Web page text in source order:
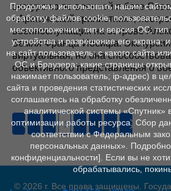
экскурсию по военной п базе
«Арктический трилистник»,
военнослужащих на острове
Земля Франца-Иосифа. Экскурсия
виртуальная, но она
объективного представления о
1 2 3 4 5 6
© 2026 г. Все права защищены.
Продолжая использовать нашим
обработку файлов cookie,
местоположении; тип и версия ОС; тип
устройства и разрешение его экрана;
на сайт пользователь; с какого сайта
ОС и Браузера; какие страницы
нажимает пользователь; ip-адрес) в
сайта и проведения статистических
соглашаетесь на обработку
аналитической системы «Спутник»
оптимизации работы ресурса. Сбор
соответствии с Федеральным
персональных данных».
конфиденциальности]. Если вы не
обрабатывались,